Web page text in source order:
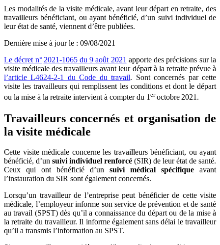
Les modalités de la visite médicale, avant leur départ en retraite, des
travailleurs bénéficiant, ou ayant bénéficié, d’un suivi individuel de
leur état de santé, viennent d’être publiées.
Dernière mise à jour le : 09/08/2021
Le décret n° 2021-1065 du 9 août 2021 apporte des précisions sur la
visite médicale des travailleurs avant leur départ à la retraite prévue à
l’article L4624-2-1 du Code du travail. Sont concernés par cette
visite les travailleurs qui remplissent les conditions et dont le départ
ou la mise à la retraite intervient à compter du 1eroctobre 2021.
Travailleurs concernés et organisation de
la visite médicale
Cette visite médicale concerne les travailleurs bénéficiant, ou ayant
bénéficié, d’un suivi individuel renforcé (SIR) de leur état de santé.
Ceux qui ont bénéficié d’un suivi médical spécifique avant
l’instauration du SIR sont également concernés.
Lorsqu’un travailleur de l’entreprise peut bénéficier de cette visite
médicale, l’employeur informe son service de prévention et de santé
au travail (SPST) dès qu’il a connaissance du départ ou de la mise à
la retraite du travailleur. Il informe également sans délai le travailleur
qu’il a transmis l’information au SPST.